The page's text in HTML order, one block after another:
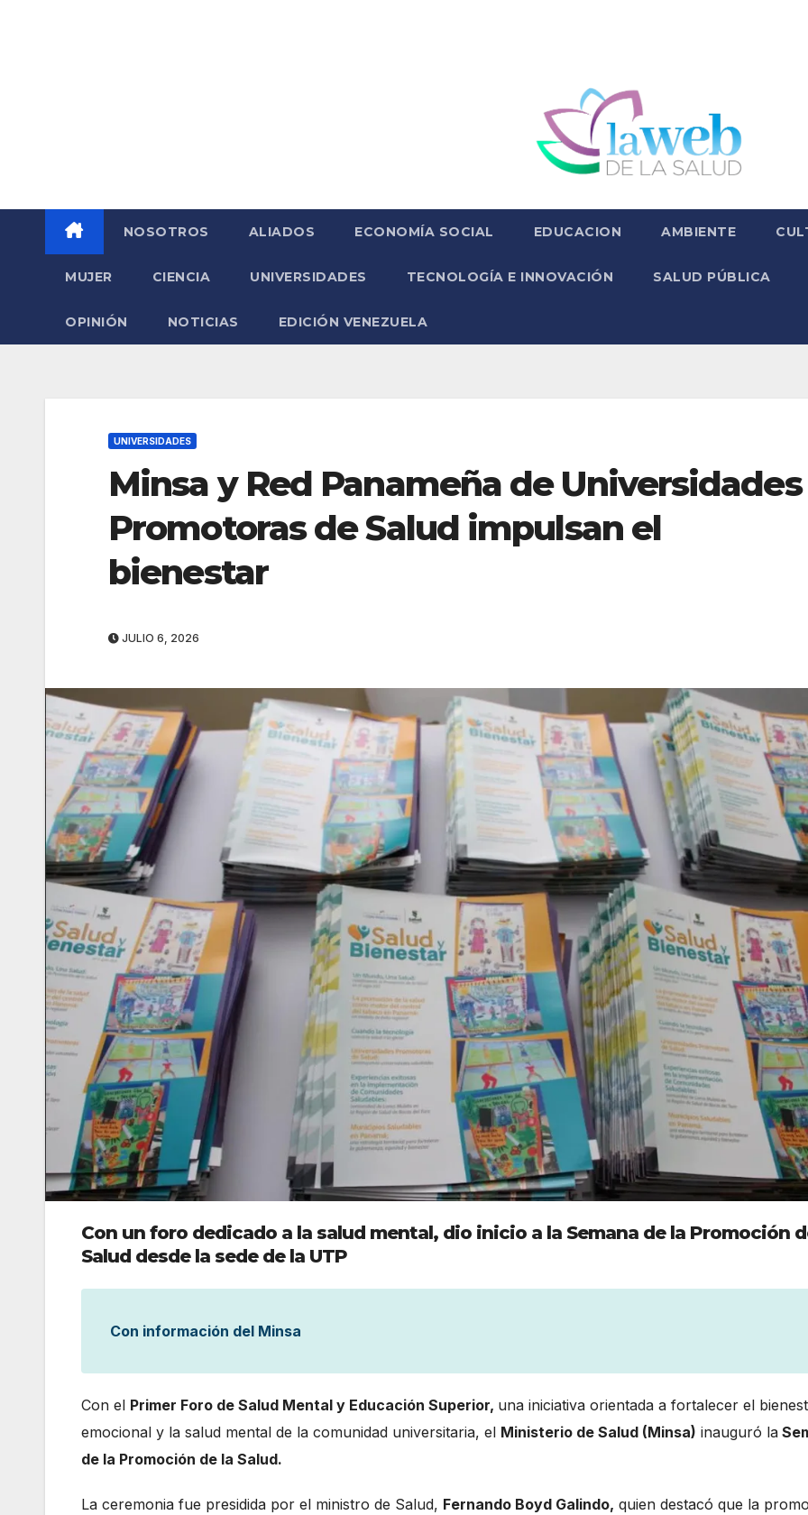
NOSOTROS ALIADOS ECONOMÍA SOCIAL EDUCACION AMBIENTE
MUJER CIENCIA UNIVERSIDADES TECNOLOGÍA E INNOVACIÓN SALUD PÚBLICA
OPINIÓN NOTICIAS EDICIÓN VENEZUELA
UNIVERSIDADES
Minsa y Red Panameña de Universidades
Promotoras de Salud impulsan el
bienestar
JULIO 6, 2026
Con un foro dedicado a la salud mental, dio inicio a la Semana de la Promoción
Salud desde la sede de la UTP
Con información del Minsa
Con el Primer Foro de Salud Mental y Educación Superior, una iniciativa orientada a fortalecer el
emocional y la salud mental de la comunidad universitaria, el Ministerio de Salud (Minsa) inauguró la
de la Promoción de la Salud.
La ceremonia fue presidida por el ministro de Salud, Fernando Boyd Galindo, quien destacó que la